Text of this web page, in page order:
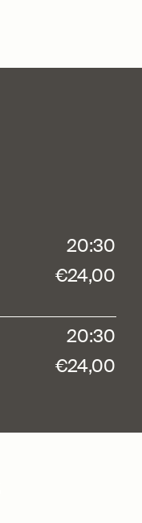
20:30
€24,00
20:30
€24,00